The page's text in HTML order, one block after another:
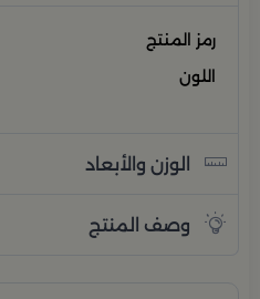
رمز المنتج
اللون
الوزن والأبعاد
وصف المنتج